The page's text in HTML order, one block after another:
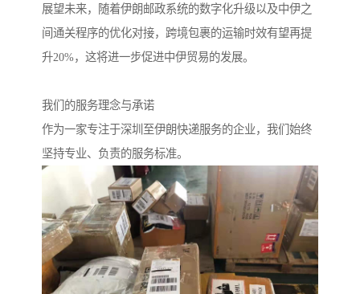
展望未来，随着伊朗邮政系统的数字化升级以及中伊之
间通关程序的优化对接，跨境包裹的运输时效有望再提
升20%，这将进一步促进中伊贸易的发展。
我们的服务理念与承诺
作为一家专注于深圳至伊朗快递服务的企业，我们始终
坚持专业、负责的服务标准。